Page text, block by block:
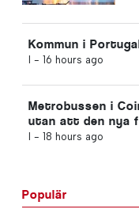
Kommun i
I - 16 hours ago
Metrobussen i
utan att den nya
I - 18 hours ago
Populär